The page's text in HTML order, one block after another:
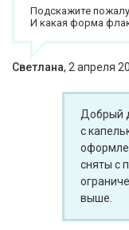
Подскажите
И какая форма
Светлана, 2 апреля
Добрый
с
сняты с
выше.